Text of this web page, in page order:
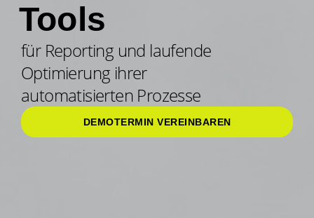
Tools
für Reporting und laufende
Optimierung ihrer
automatisierten Prozesse
DEMOTERMIN VEREINBAREN